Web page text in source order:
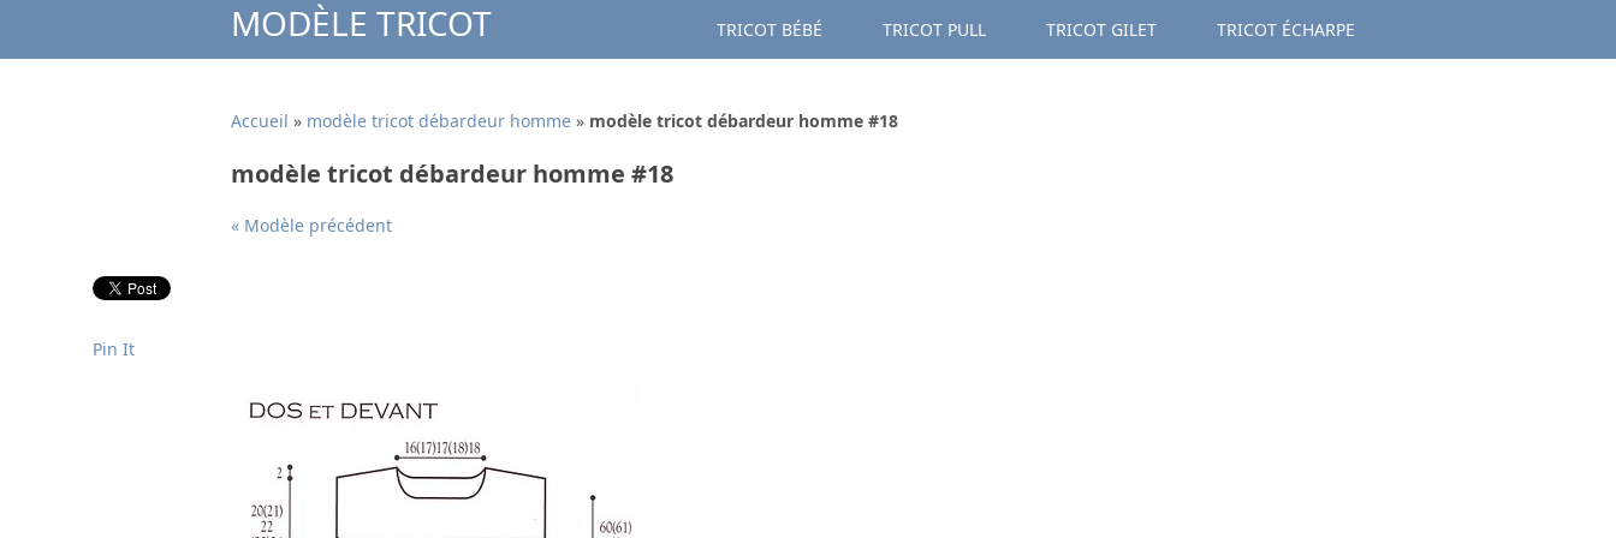
MODÈLE TRICOT TRICOT BÉBÉ TRICOT PULL TRICOT GILET TRICOT ÉCHARPE
Accueil » modèle tricot débardeur homme » modèle tricot débardeur homme #18
modèle tricot débardeur homme #18
« Modèle précédent
Pin It